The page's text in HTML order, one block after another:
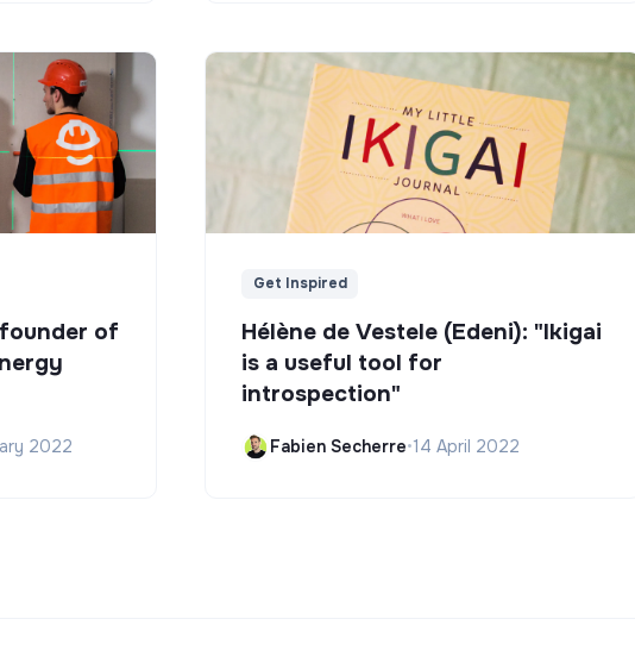
of
2022
Get Inspired
Hélène de Vestele (Edeni): "Ikigai
is a useful tool for
introspection"
Fabien Secherre•14 April 2022